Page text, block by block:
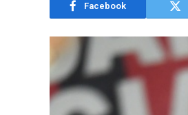
Facebook